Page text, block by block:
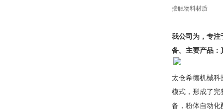
接触物料材质
我公司为，专注
备。主要产品：
太仓希德机械
模式，形成了完
备，粉体自动化